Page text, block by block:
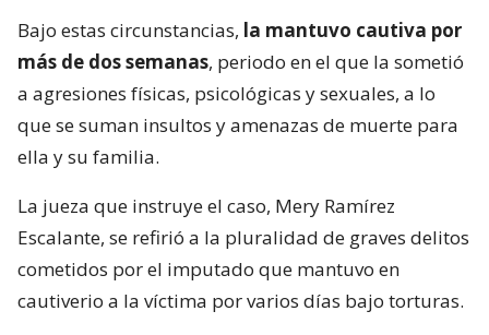
Bajo estas circunstancias, la mantuvo cautiva por
más de dos semanas, periodo en el que la sometió
a agresiones físicas, psicológicas y sexuales, a lo
que se suman insultos y amenazas de muerte para
ella y su familia.
La jueza que instruye el caso, Mery Ramírez
Escalante, se refirió a la pluralidad de graves delitos
cometidos por el imputado que mantuvo en
cautiverio a la víctima por varios días bajo torturas.